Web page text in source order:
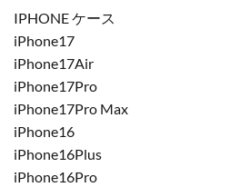
IPHONE ケース
iPhone17
iPhone17Air
iPhone17Pro
iPhone17Pro Max
iPhone16
iPhone16Plus
iPhone16Pro